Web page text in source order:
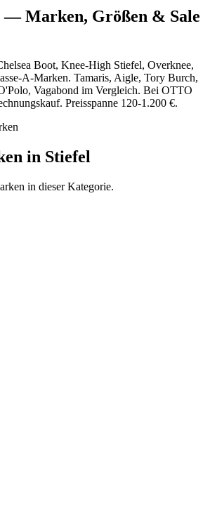
—Marken, Größen & Sale
Boot, Knee-High Stiefel, Overknee,
A-Marken. Tamaris, Aigle, Tory Burch,
Vagabond im Vergleich. Bei OTTO
Preisspanne 120-1.200 €.
in Stiefel
in dieser Kategorie.